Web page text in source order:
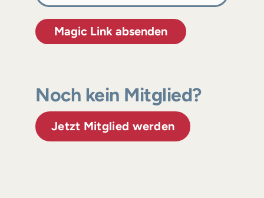
Magic Link absenden
Noch kein Mitglied?
Jetzt Mitglied werden